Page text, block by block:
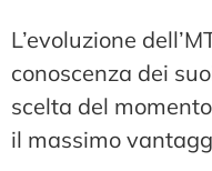
L’evoluzione
conoscenza dei
scelta del
il massimo